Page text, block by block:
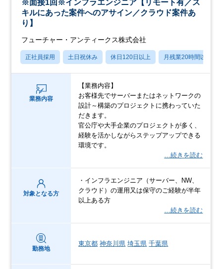
※面接1回※インフラエンジニア【リモート有／ス
キルにあった案件へのアサイン／クラウド案件あ
り】
フューチャー・アンティークス株式会社
正社員採用 土日祝休み 休日120日以上 月残業20時間以内
業務内容
【業務内容】
お客様先でサーバーまたはネットワークの
設計～構築のプロジェクトに携わっていた
だきます。
官公庁や大手企業のプロジェクトが多く、
経験を活かしながらステップアップできる
環境です。
…続きを読む
対象となる方
・インフラエンジニア（サーバー、NW、
クラウド）の運用又は保守のご経験が半年
以上ある方
…続きを読む
勤務地
東京都 神奈川県 埼玉県 千葉県